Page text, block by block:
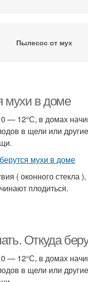
Пылесос от мух
мухи в доме
— 12°С, в домах
в щели или
( оконного стекла
плодиться.
Откуда
— 12°С, в домах
в щели или